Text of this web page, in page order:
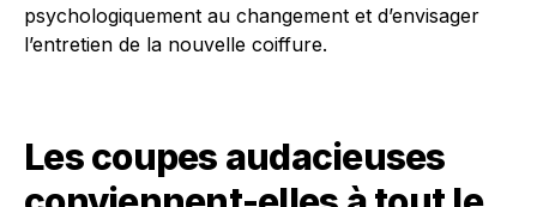
psychologiquement au changement et d’envisager
l’entretien de la nouvelle coiffure.
Les coupes audacieuses